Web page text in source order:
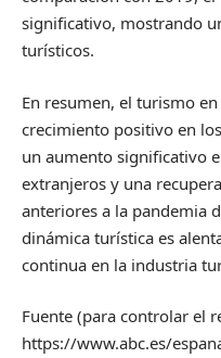
significativo, mostrando
turísticos.
En resumen, el turismo
crecimiento positivo en
un aumento significativo
extranjeros y una
anteriores a la pandemia
dinámica turística es
continua en la industria
Fuente (para controlar el
https://www.abc.es/